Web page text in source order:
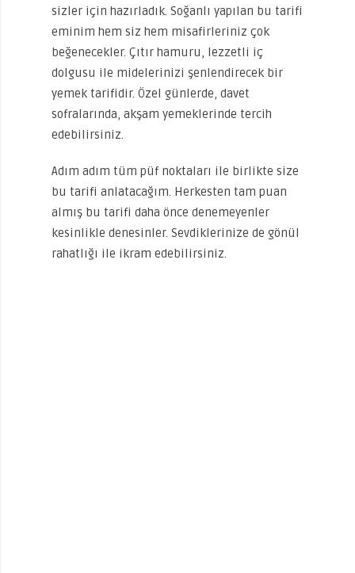
sizler için hazırladık. Soğanlı yapılan bu tarifi
eminim hem siz hem misafirleriniz çok
beğenecekler. Çıtır hamuru, lezzetli iç
dolgusu ile midelerinizi şenlendirecek bir
yemek tarifidir. Özel günlerde, davet
sofralarında, akşam yemeklerinde tercih
edebilirsiniz.
Adım adım tüm püf noktaları ile birlikte size
bu tarifi anlatacağım. Herkesten tam puan
almış bu tarifi daha önce denemeyenler
kesinlikle denesinler. Sevdiklerinize de gönül
rahatlığı ile ikram edebilirsiniz.